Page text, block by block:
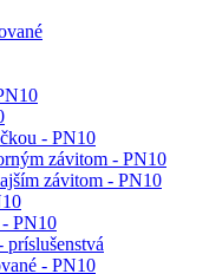
- PN10
závitom - PN10
závitom - PN10
PN10
- PN10